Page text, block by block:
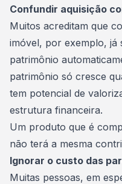
Confundir aquisição
Muitos acreditam que
imóvel, por exemplo, já
patrimônio
patrimônio só cresce
tem potencial de
estrutura financeira.
Um produto que é
não terá a mesma
Ignorar o custo das
Muitas pessoas, em